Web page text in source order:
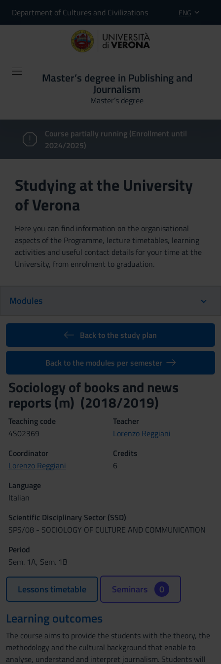
Department of Cultures and Civilizations ENG
Master’s degree in Publishing and
Journalism
Master’s degree
Course partially running (Enrollment until
2024/2025)
Studying at the University
of Verona
Here you can find information on the organisational
aspects of the Programme, lecture timetables, learning
activities and useful contact details for your time at the
University, from enrolment to graduation.
Modules
Back to the study plan
Back to the modules per semester
Sociology of books and news
reports (m) (2018/2019)
Teaching code
4S02369
Teacher
Lorenzo Reggiani
Coordinator
Lorenzo Reggiani
Credits
6
Language
Italian
Scientific Disciplinary Sector (SSD)
SPS/08 - SOCIOLOGY OF CULTURE AND COMMUNICATION
Period
Sem. 1A, Sem. 1B
Lessons timetable Seminars 0
Learning outcomes
The course aims to provide the students with the theory, the
methodology and the cultural background that enable to
analyse, understand and interpret journalism. Students will